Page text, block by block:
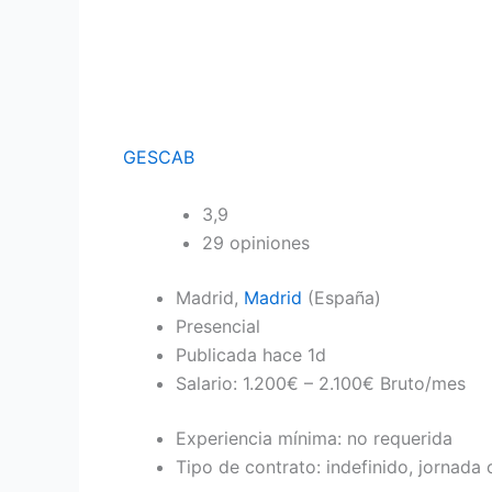
GESCAB
3,9
29 opiniones
Madrid, Madrid (España)
Presencial
Publicada hace 1d
Salario: 1.200€ – 2.100€ Bruto/mes
Experiencia mínima: no requerida
Tipo de contrato: indefinido, jornada